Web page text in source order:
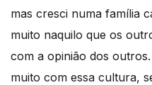
mas cresci numa família
muito naquilo que os
com a opinião dos
muito com essa cultura,